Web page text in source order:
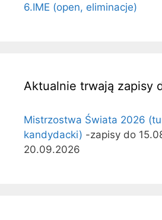
6.IME (open, eliminacje)
Aktualnie trwają zapisy
Mistrzostwa Świata 2026
kandydacki) -zapisy do
20.09.2026